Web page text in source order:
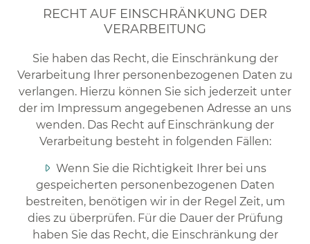
RECHT AUF EINSCHRÄNKUNG DER
VERARBEITUNG
Sie haben das Recht, die Einschränkung der
Verarbeitung Ihrer personenbezogenen Daten zu
verlangen. Hierzu können Sie sich jederzeit unter
der im Impressum angegebenen Adresse an uns
wenden. Das Recht auf Einschränkung der
Verarbeitung besteht in folgenden Fällen:
Wenn Sie die Richtigkeit Ihrer bei uns
gespeicherten personenbezogenen Daten
bestreiten, benötigen wir in der Regel Zeit, um
dies zu überprüfen. Für die Dauer der Prüfung
haben Sie das Recht, die Einschränkung der